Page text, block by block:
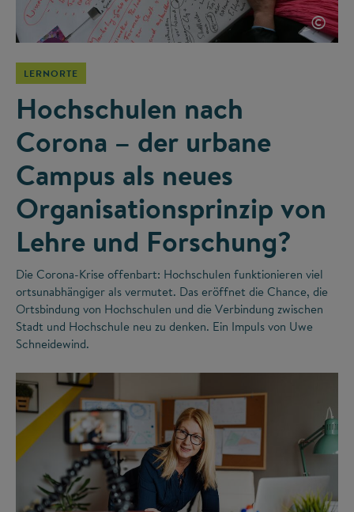
©
LERNORTE
Hochschulen nach
Corona – der urbane
Campus als neues
Organisationsprinzip von
Lehre und Forschung?
Die Corona-Krise offenbart: Hochschulen funktionieren viel
ortsunabhängiger als vermutet. Das eröffnet die Chance, die
Ortsbindung von Hochschulen und die Verbindung zwischen
Stadt und Hochschule neu zu denken. Ein Impuls von Uwe
Schneidewind.